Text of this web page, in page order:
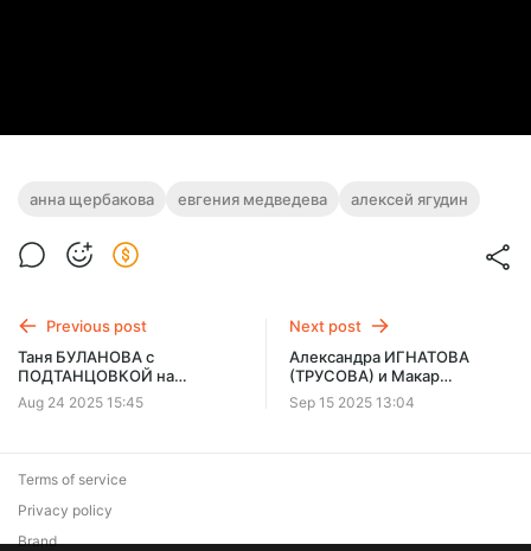
анна щербакова евгения медведева алексей ягудин
Previous post
Таня БУЛАНОВА с
ПОДТАНЦОВКОЙ на
"Летфесте-2025", часть-2
(4k)
Aug 24 2025 15:45
Next post
Александра ИГНАТОВА
(ТРУСОВА) и Макар
ИГНАТОВ: Первое шоу
после рождения ребенка, 13
Sep 15 2025 13:04
Terms of service
Privacy policy
Brand